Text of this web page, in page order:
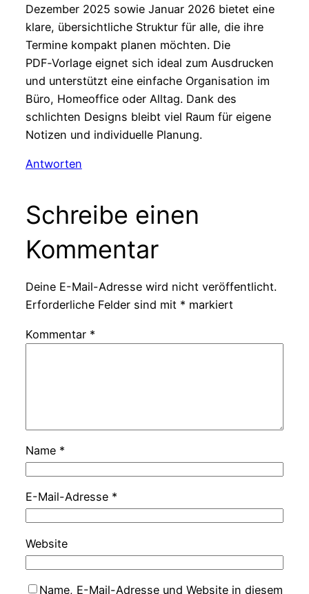
Dezember 2025 sowie Januar 2026 bietet eine
klare, übersichtliche Struktur für alle, die ihre
Termine kompakt planen möchten. Die
PDF‑Vorlage eignet sich ideal zum Ausdrucken
und unterstützt eine einfache Organisation im
Büro, Homeoffice oder Alltag. Dank des
schlichten Designs bleibt viel Raum für eigene
Notizen und individuelle Planung.
Antworten
Schreibe einen
Kommentar
Deine E-Mail-Adresse wird nicht veröffentlicht.
Erforderliche Felder sind mit * markiert
Kommentar *
Name *
E-Mail-Adresse *
Website
Name, E-Mail-Adresse und Website in diesem